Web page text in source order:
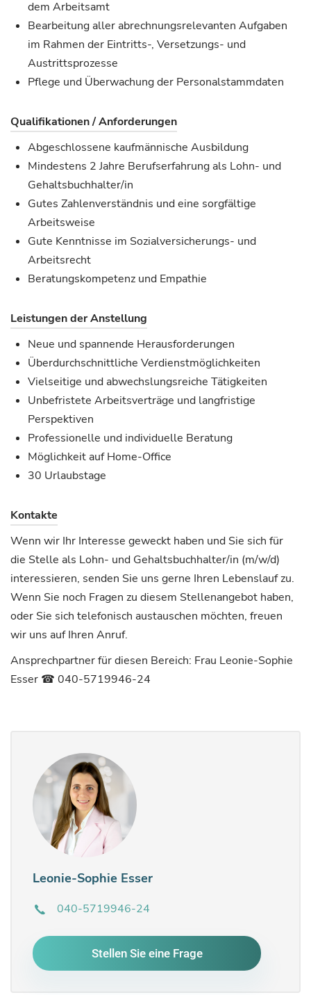
dem Arbeitsamt
Bearbeitung aller abrechnungsrelevanten Aufgaben
im Rahmen der Eintritts-, Versetzungs- und
Austrittsprozesse
Pflege und Überwachung der Personalstammdaten
Qualifikationen / Anforderungen
Abgeschlossene kaufmännische Ausbildung
Mindestens 2 Jahre Berufserfahrung als Lohn- und
Gehaltsbuchhalter/in
Gutes Zahlenverständnis und eine sorgfältige
Arbeitsweise
Gute Kenntnisse im Sozialversicherungs- und
Arbeitsrecht
Beratungskompetenz und Empathie
Leistungen der Anstellung
Neue und spannende Herausforderungen
Überdurchschnittliche Verdienstmöglichkeiten
Vielseitige und abwechslungsreiche Tätigkeiten
Unbefristete Arbeitsverträge und langfristige
Perspektiven
Professionelle und individuelle Beratung
Möglichkeit auf Home-Office
30 Urlaubstage
Kontakte
Wenn wir Ihr Interesse geweckt haben und Sie sich für
die Stelle als Lohn- und Gehaltsbuchhalter/in (m/w/d)
interessieren, senden Sie uns gerne Ihren Lebenslauf zu.
Wenn Sie noch Fragen zu diesem Stellenangebot haben,
oder Sie sich telefonisch austauschen möchten, freuen
wir uns auf Ihren Anruf.
Ansprechpartner für diesen Bereich: Frau Leonie-Sophie
Esser ☎︎ 040-5719946-24
Leonie-Sophie Esser
040-5719946-24
Stellen Sie eine Frage